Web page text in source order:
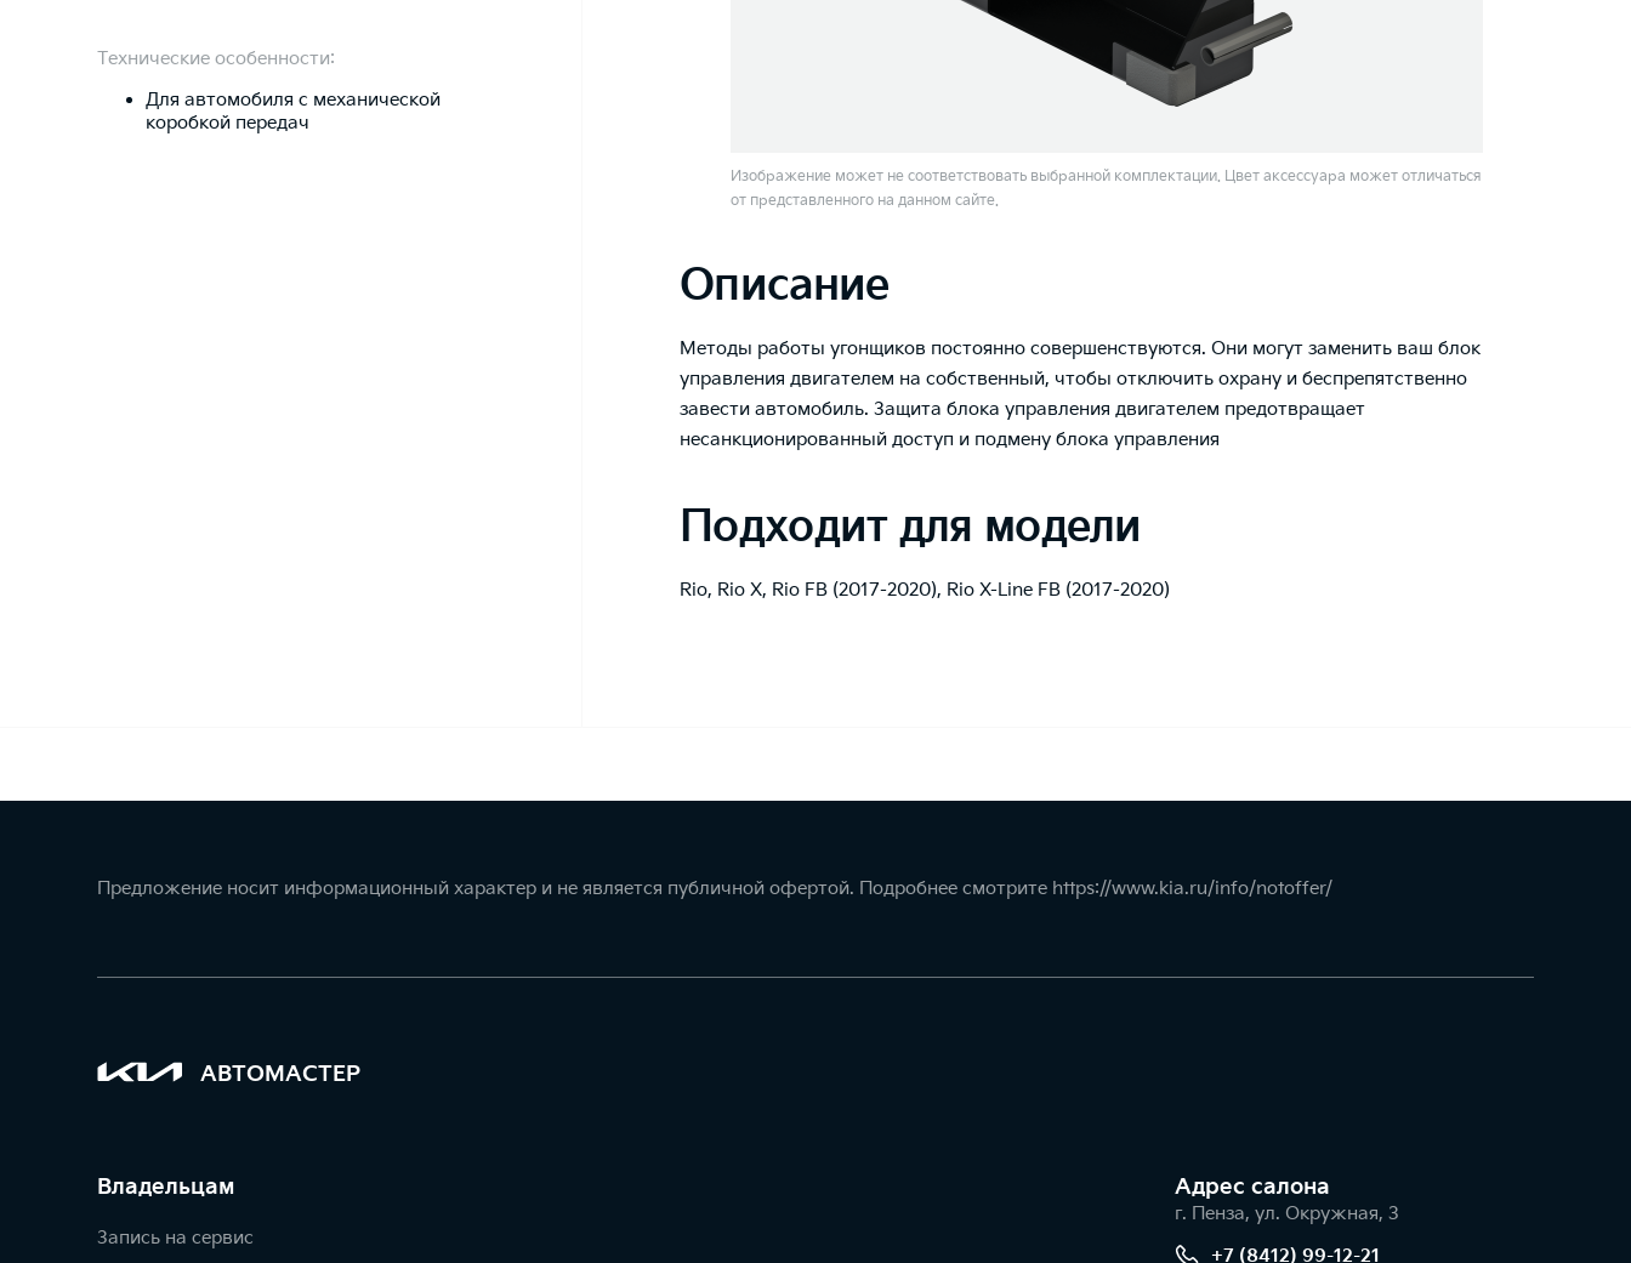
Технические особенности:
Для автомобиля c механической
коробкой передач
Изображение может не соответствовать выбранной комплектации. Цвет аксессуара может отличаться
от представленного на данном сайте.
Описание
Методы работы угонщиков постоянно совершенствуются. Они могут заменить ваш блок
управления двигателем на собственный, чтобы отключить охрану и беспрепятственно
завести автомобиль. Защита блока управления двигателем предотвращает
несанкционированный доступ и подмену блока управления
Подходит для модели
Rio, Rio X, Rio FB (2017-2020), Rio X-Line FB (2017-2020)
Предложение носит информационный характер и не является публичной офертой. Подробнее смотрите https://www.kia.ru/info/notoffer/
АВТОМАСТЕР
Владельцам
Запись на сервис
Адрес салонa
г. Пенза, ул. Окружная, 3
+7 (8412) 99-12-21